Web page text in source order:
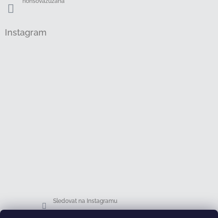
Instagram
Sledovat na Instagramu